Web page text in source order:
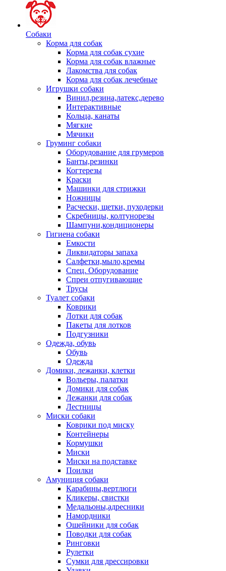
Собаки
Корма для собак
Корма для собак сухие
Корма для собак влажные
Лакомства для собак
Корма для собак лечебные
Игрушки собаки
Винил,резина,латекс,дерево
Интерактивные
Кольца, канаты
Мягкие
Мячики
Груминг собаки
Оборудование для грумеров
Банты,резинки
Когтерезы
Краски
Машинки для стрижки
Ножницы
Расчески, щетки, пуходерки
Скребницы, колтунорезы
Шампуни,кондиционеры
Гигиена собаки
Емкости
Ликвидаторы запаха
Салфетки,мыло,кремы
Спец. Оборудование
Спреи отпугивающие
Трусы
Туалет собаки
Коврики
Лотки для собак
Пакеты для лотков
Подгузники
Одежда, обувь
Обувь
Одежда
Домики, лежанки, клетки
Вольеры, палатки
Домики для собак
Лежанки для собак
Лестницы
Миски собаки
Коврики под миску
Контейнеры
Кормушки
Миски
Миски на подставке
Поилки
Амуниция собаки
Карабины,вертлюги
Кликеры, свистки
Медальоны,адресники
Намордники
Ошейники для собак
Поводки для собак
Ринговки
Рулетки
Сумки для дрессировки